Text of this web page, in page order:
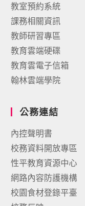
教室預約系統
課務相關資訊
教師研習專區
教育雲端硬碟
教育雲電子信箱
翰林雲端學院
公務連結
內控聲明書
校務資料開放專區
性平教育資源中心
網路內容防護機構
校園食材登錄平臺